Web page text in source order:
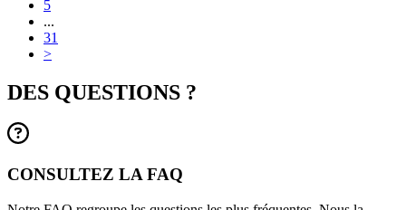
5
...
31
>
DES QUESTIONS ?
CONSULTEZ LA FAQ